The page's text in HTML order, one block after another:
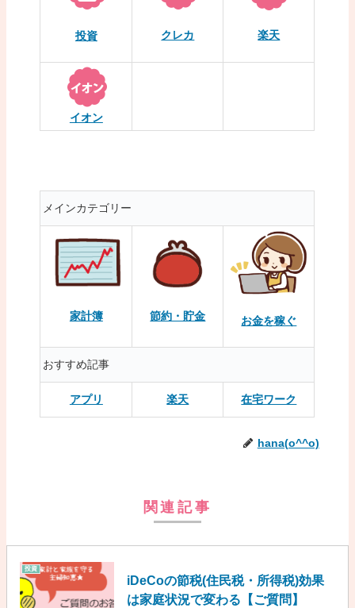
投資 クレカ 楽天
イオン
メインカテゴリー
家計簿 節約・貯金 お金を稼ぐ
おすすめ記事
アプリ 楽天 在宅ワーク
hana(o^^o)
関連記事
投資
iDeCoの節税(住民税・所得税)効果
は家庭状況で変わる【ご質問】